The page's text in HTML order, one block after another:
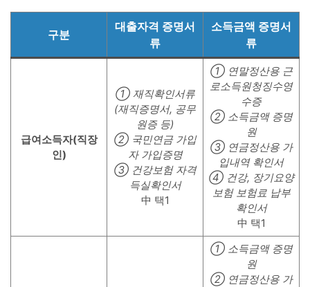
구분
대출자격 증명서
류
소득금액 증명서
류
급여소득자(직장
인)
① 재직확인서류
(재직증명서, 공무
원증 등)
② 국민연금 가입
자 가입증명
③ 건강보험 자격
득실확인서
中 택1
① 연말정산용 근
로소득원청징수영
수증
② 소득금액 증명
원
③ 연금정산용 가
입내역 확인서
④ 건강, 장기요양
보험 보험료 납부
확인서
中 택1
① 소득금액 증명
원
② 연금정산용 가